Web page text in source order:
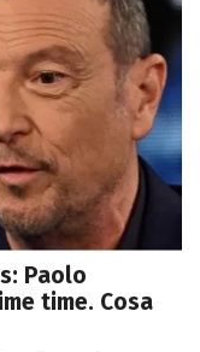
Paolo
time. Cosa